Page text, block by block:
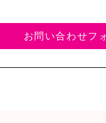
お問い合わせフ